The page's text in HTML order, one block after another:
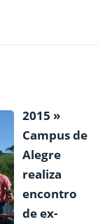
2015 »
Campus de
Alegre
realiza
encontro
de ex-